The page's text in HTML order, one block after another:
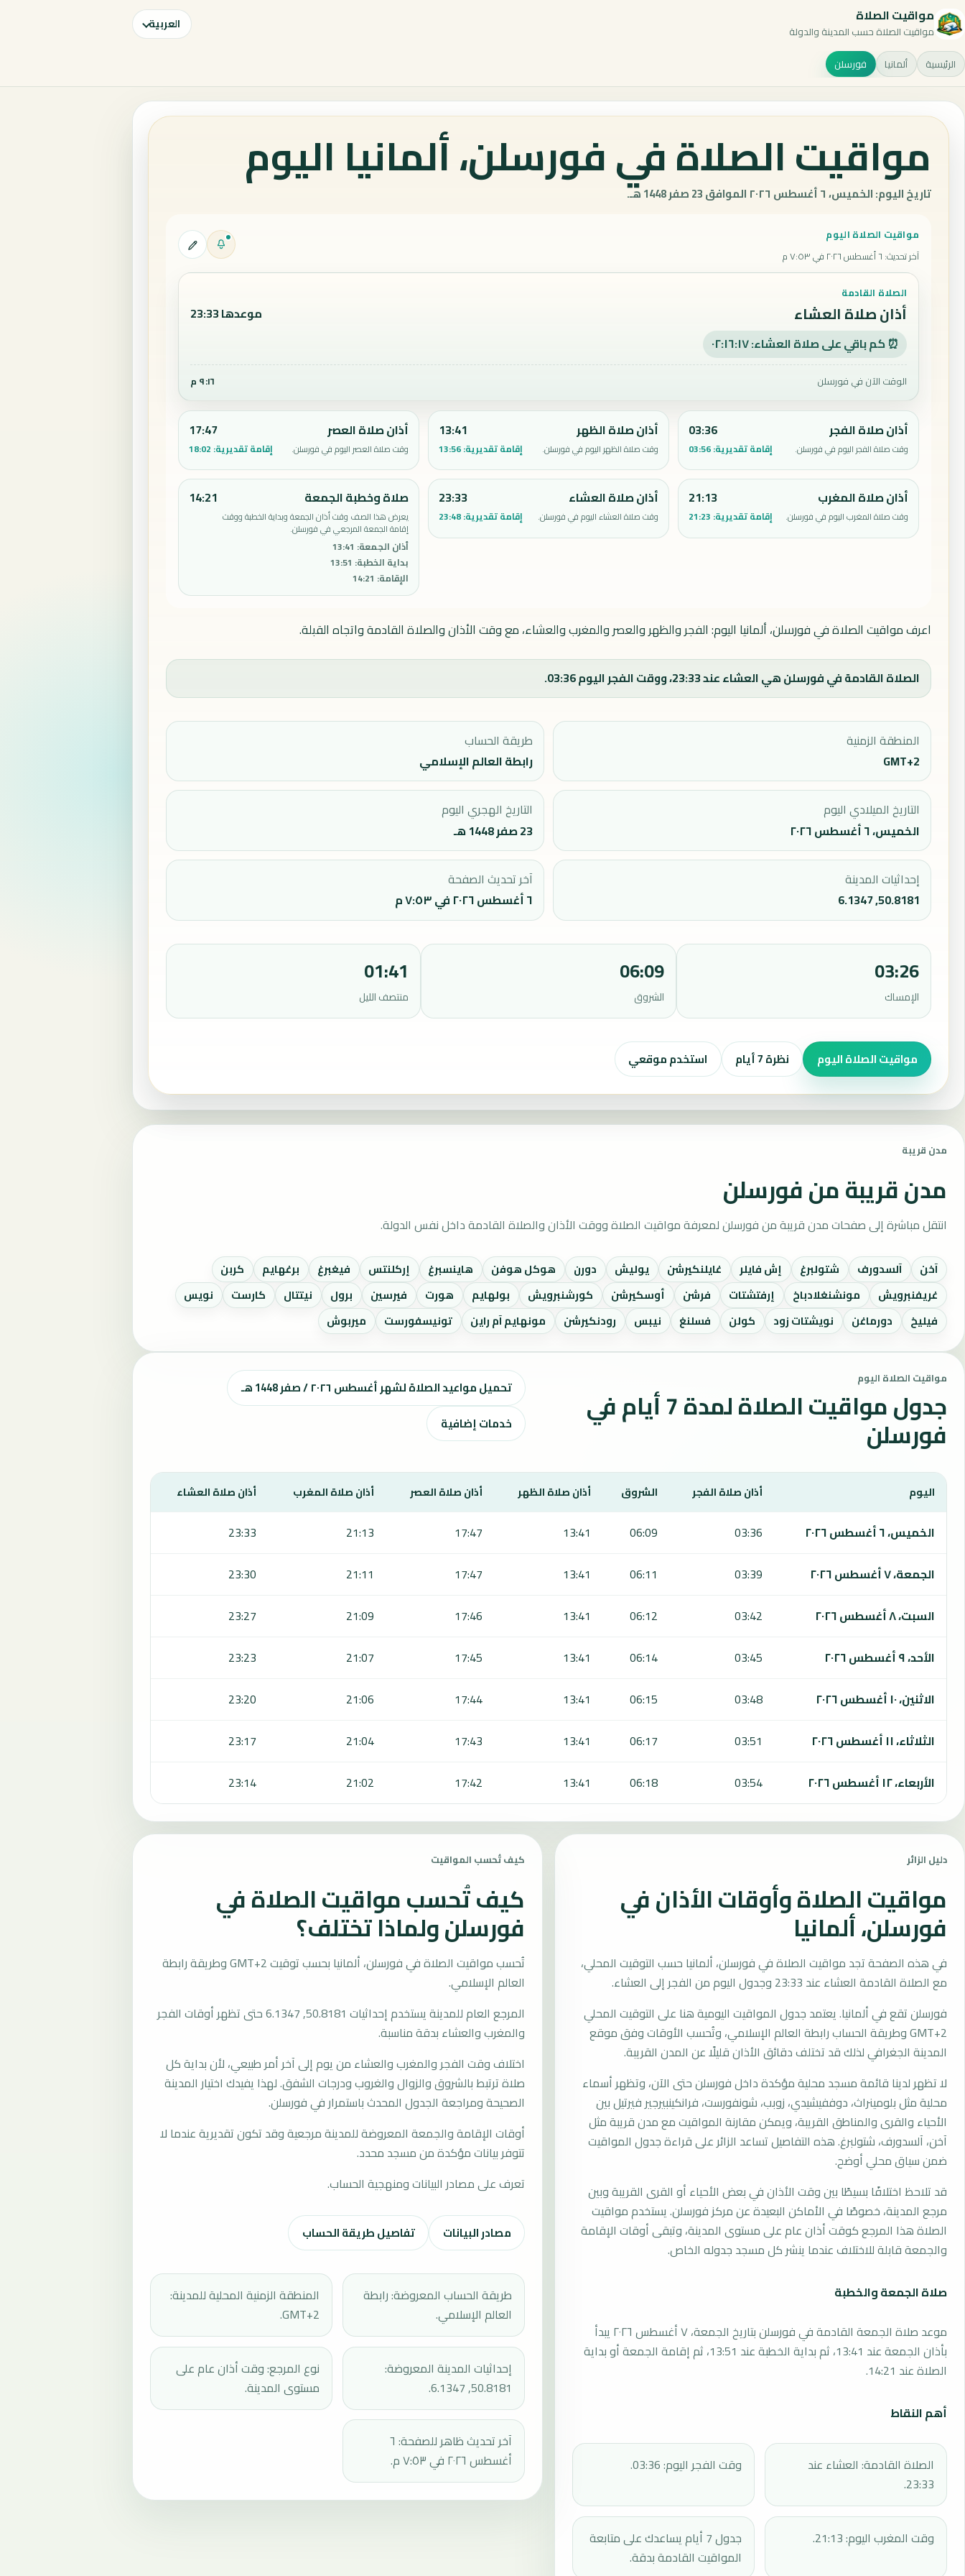
مواقيت الصلاة
مواقيت الصلاة حسب المدينة والدولة العربية
الرئيسية ألمانيا فورسلن
مواقيت الصلاة في فورسلن، ألمانيا اليوم
تاريخ اليوم: الخميس، ٦ أغسطس ٢٠٢٦ الموافق 23 صفر 1448 هـ.
مواقيت الصلاة اليوم
آخر تحديث: ٦ أغسطس ٢٠٢٦ في ٧:٥٣ م
الصلاة القادمة
أذان صلاة العشاء موعدها 23:33
⏰ كم باقي على صلاة العشاء: ٠٢:١٦:١٦
الوقت الآن في فورسلن ٩:١٦ م
أذان صلاة الفجر
وقت صلاة الفجر اليوم في فورسلن.
03:36
إقامة تقديرية:03:56
أذان صلاة الظهر
وقت صلاة الظهر اليوم في فورسلن.
13:41
إقامة تقديرية:13:56
أذان صلاة العصر
وقت صلاة العصر اليوم في فورسلن.
17:47
إقامة تقديرية: 18:02
أذان صلاة المغرب
وقت صلاة المغرب اليوم في فورسلن.
21:13
إقامة تقديرية: 21:23
أذان صلاة العشاء
وقت صلاة العشاء اليوم في فورسلن.
23:33
إقامة تقديرية:23:48
صلاة وخطبة الجمعة
يعرض هذا الصف وقت أذان الجمعة وبداية الخطبة ووقت
إقامة الجمعة المرجعي في فورسلن.
أذان الجمعة:
13:41
بداية الخطبة:
13:51
الإقامة:
14:21
14:21
اعرف مواقيت الصلاة في فورسلن، ألمانيا اليوم: الفجر والظهر والعصر والمغرب والعشاء، مع وقت الأذان والصلاة القادمة واتجاه القبلة.
الصلاة القادمة في فورسلن هي العشاء عند 23:33، ووقت الفجر اليوم 03:36.
المنطقة الزمنية
GMT+2
طريقة الحساب
رابطة العالم الإسلامي
التاريخ الميلادي اليوم
الخميس، ٦ أغسطس ٢٠٢٦
التاريخ الهجري اليوم
23 صفر 1448 هـ
إحداثيات المدينة
50.8181, 6.1347
آخر تحديث الصفحة
٦ أغسطس ٢٠٢٦ في ٧:٥٣ م
03:26
الإمساك
06:09
الشروق
01:41
منتصف الليل
مواقيت الصلاة اليوم نظرة 7 أيام استخدم موقعي
مدن قريبة
مدن قريبة من فورسلن
انتقل مباشرة إلى صفحات مدن قريبة من فورسلن لمعرفة مواقيت الصلاة ووقت الأذان والصلاة القادمة داخل نفس الدولة.
آخن آلسدورف شتولبرغ إش فايلر غايلنكيرشن يوليش دورن هوكل هوفن هاينسبرغ إركلنتس فيغبرغ برغهايم
كربن
غريفنبرويش
مونشنغلادباخ إرفتشتات فرشن أوسكيرشن كورشنبرويش بولهايم هورت فيرسين برول نيتتال كارست
نويس
فيليخ
دورماغن نويشتات زود كولن فسلنغ نيبس رودنكيرشن مونهايم آم راين تونيسفورست ميربوش
مواقيت الصلاة اليوم
جدول مواقيت الصلاة لمدة 7 أيام في
فورسلن
تحميل مواعيد الصلاة لشهر أغسطس ٢٠٢٦ / صفر 1448 هـ
خدمات إضافية
يعرض هذا الجدول مواقيت الصلاة لمدة 7 أيام في فورسلن، بما يشمل الفجر والشروق والظهر والعصر والمغرب والعشاء.
اليوم أذان صلاة الفجر الشروق أذان صلاة الظهر أذان صلاة العصر أذان صلاة المغرب أذان صلاة العشاء
الخميس، ٦ أغسطس ٢٠٢٦ 03:36
06:09
13:41
17:47
21:13
23:33
الجمعة، ٧ أغسطس ٢٠٢٦
03:39
06:11
13:41
17:47
21:11
23:30
السبت، ٨ أغسطس ٢٠٢٦
03:42
06:12
13:41
17:46
21:09
23:27
الأحد، ٩ أغسطس ٢٠٢٦
03:45
06:14
13:41
17:45
21:07
23:23
الاثنين، ١٠ أغسطس ٢٠٢٦
03:48
06:15
13:41
17:44
21:06
23:20
الثلاثاء، ١١ أغسطس ٢٠٢٦
03:51
06:17
13:41
17:43
21:04
23:17
الأربعاء، ١٢ أغسطس ٢٠٢٦
03:54
06:18
13:41
17:42
21:02
23:14
دليل الزائر
مواقيت الصلاة وأوقات الأذان في
فورسلن، ألمانيا
في هذه الصفحة تجد مواقيت الصلاة في فورسلن، ألمانيا حسب التوقيت المحلي،
مع الصلاة القادمة العشاء عند 23:33 وجدول اليوم من الفجر إلى العشاء.
فورسلن تقع في ألمانيا. يعتمد جدول المواقيت اليومية هنا على التوقيت المحلي
GMT+2 وطريقة الحساب رابطة العالم الإسلامي، وتُحسب الأوقات وفق موقع
المدينة الجغرافي لذلك قد تختلف دقائق الأذان قليلًا عن المدن القريبة.
لا تظهر لدينا قائمة مسجد محلية مؤكدة داخل فورسلن حتى الآن، وتظهر أسماء
محلية مثل بلومينراث، دوففيشيدي، زوبب، شونفورست، فرانكينبيرجير فيرتيل بين
الأحياء والقرى والمناطق القريبة، ويمكن مقارنة المواقيت مع مدن قريبة مثل
آخن، آلسدورف، شتولبرغ. هذه التفاصيل تساعد الزائر على قراءة جدول المواقيت
ضمن سياق محلي أوضح.
قد تلاحظ اختلافًا بسيطًا بين وقت الأذان في بعض الأحياء أو القرى القريبة وبين
مرجع المدينة، خصوصًا في الأماكن البعيدة عن مركز فورسلن. يستخدم مواقيت
الصلاة هذا المرجع كوقت أذان عام على مستوى المدينة، وتبقى أوقات الإقامة
والجمعة قابلة للاختلاف عندما ينشر كل مسجد جدوله الخاص.
صلاة الجمعة والخطبة
موعد صلاة الجمعة القادمة في فورسلن بتاريخ الجمعة، ٧ أغسطس ٢٠٢٦ يبدأ
بأذان الجمعة عند 13:41، ثم بداية الخطبة عند 13:51، ثم إقامة الجمعة أو بداية
الصلاة عند 14:21.
أهم النقاط
الصلاة القادمة: العشاء عند
23:33.
وقت الفجر اليوم: 03:36.
وقت المغرب اليوم: 21:13.
جدول 7 أيام يساعدك على متابعة
المواقيت القادمة بدقة.
كيف تُحسب المواقيت
كيف تُحسب مواقيت الصلاة في
فورسلن ولماذا تختلف؟
تُحسب مواقيت الصلاة في فورسلن، ألمانيا بحسب توقيت GMT+2 وطريقة رابطة
العالم الإسلامي.
المرجع العام للمدينة يستخدم إحداثيات 50.8181, 6.1347 حتى تظهر أوقات الفجر
والمغرب والعشاء بدقة مناسبة.
اختلاف وقت الفجر والمغرب والعشاء من يوم إلى آخر أمر طبيعي، لأن بداية كل
صلاة ترتبط بالشروق والزوال والغروب ودرجات الشفق. لهذا يفيدك اختيار المدينة
الصحيحة ومراجعة الجدول المحدث باستمرار في فورسلن.
أوقات الإقامة والجمعة المعروضة للمدينة مرجعية وقد تكون تقديرية عندما لا
تتوفر بيانات مؤكدة من مسجد محدد.
تعرف على مصادر البيانات ومنهجية الحساب.
مصادر البيانات تفاصيل طريقة الحساب
طريقة الحساب المعروضة: رابطة
العالم الإسلامي.
المنطقة الزمنية المحلية للمدينة:
GMT+2.
إحداثيات المدينة المعروضة:
50.8181, 6.1347.
نوع المرجع: وقت أذان عام على
مستوى المدينة.
آخر تحديث ظاهر للصفحة: ٦
أغسطس ٢٠٢٦ في ٧:٥٣ م.